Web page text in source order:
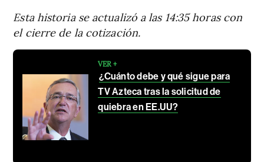
Esta historia se actualizó a las 14:35 horas con
el cierre de la cotización.
VER +
¿Cuánto debe y qué sigue para
TV Azteca tras la solicitud de
quiebra en EE.UU?